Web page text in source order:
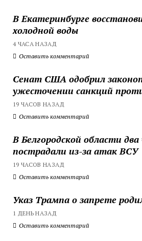
В Екатеринбурге
холодной воды
4 ЧАСА НАЗАД
Оставить комментарий
Сенат США одобрил
ужесточении санкций
19 ЧАСОВ НАЗАД
Оставить комментарий
В Белгородской области два
пострадали из-за атак ВСУ
19 ЧАСОВ НАЗАД
Оставить комментарий
Указ Трампа о запрете
1 ДЕНЬ НАЗАД
Оставить комментарий